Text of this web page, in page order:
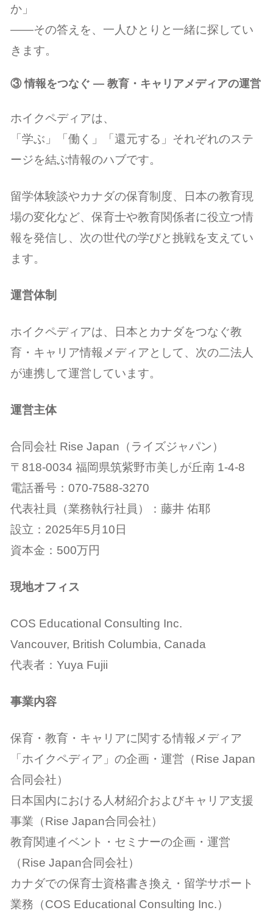
か」
――その答えを、一人ひとりと一緒に探してい
きます。
③ 情報をつなぐ ― 教育・キャリアメディアの運営
ホイクペディアは、
「学ぶ」「働く」「還元する」それぞれのステ
ージを結ぶ情報のハブです。
留学体験談やカナダの保育制度、日本の教育現
場の変化など、保育士や教育関係者に役立つ情
報を発信し、次の世代の学びと挑戦を支えてい
ます。
運営体制
ホイクペディアは、日本とカナダをつなぐ教
育・キャリア情報メディアとして、次の二法人
が連携して運営しています。
運営主体
合同会社 Rise Japan（ライズジャパン）
〒818-0034 福岡県筑紫野市美しが丘南 1-4-8
電話番号：070-7588-3270
代表社員（業務執行社員）：藤井 佑耶
設立：2025年5月10日
資本金：500万円
現地オフィス
COS Educational Consulting Inc.
Vancouver, British Columbia, Canada
代表者：Yuya Fujii
事業内容
保育・教育・キャリアに関する情報メディア
「ホイクペディア」の企画・運営（Rise Japan
合同会社）
日本国内における人材紹介およびキャリア支援
事業（Rise Japan合同会社）
教育関連イベント・セミナーの企画・運営
（Rise Japan合同会社）
カナダでの保育士資格書き換え・留学サポート
業務（COS Educational Consulting Inc.）